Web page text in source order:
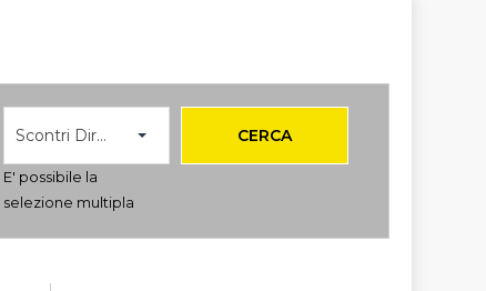
Scontri Diretti
E' possibile la
selezione multipla
CERCA